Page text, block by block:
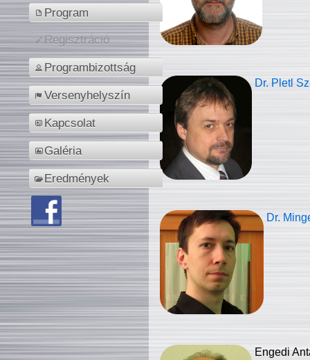
Program
Regisztráció
Programbizottság
Versenyhelyszín
Kapcsolat
Galéria
Eredmények
Dr. Pletl
Dr.
Engedi